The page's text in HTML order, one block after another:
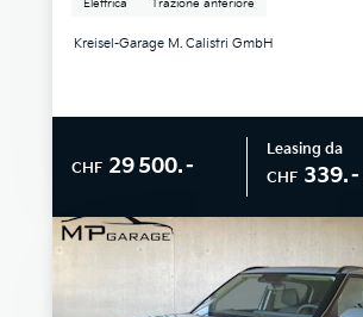
Elettrica Trazione anteriore
Kreisel-Garage M. Calistri GmbH
CHF 29 500.–
Leasing da
CHF 339.–